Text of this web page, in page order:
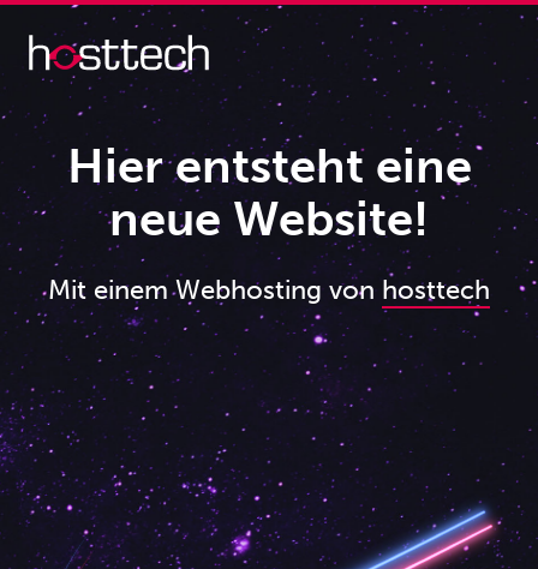
Hier entsteht eine
neue Website!
Mit einem Webhosting von hosttech